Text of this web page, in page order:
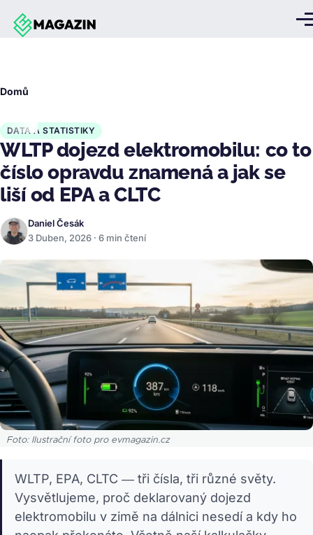
Přejít k hlavnímu obsahu
Domů
DATA A STATISTIKY
WLTP dojezd elektromobilu: co to
číslo opravdu znamená a jak se
liší od EPA a CLTC
Daniel Česák
3 Duben, 2026 · 6 min čtení
Foto: Ilustrační foto pro evmagazin.cz
WLTP, EPA, CLTC — tři čísla, tři různé světy.
Vysvětlujeme, proč deklarovaný dojezd
elektromobilu v zimě na dálnici nesedí a kdy ho